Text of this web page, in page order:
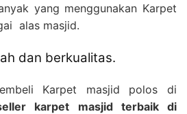
yang menggunakan Karpet
alas masjid.
dan berkualitas.
Karpet masjid polos di
karpet masjid terbaik di